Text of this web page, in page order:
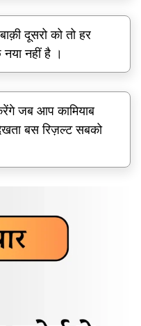
दूसरो को तो हर
नहीं है ।
जब आप कामियाब
बस रिज़ल्ट सबको